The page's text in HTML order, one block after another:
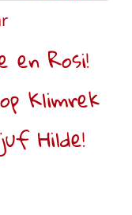
Kalender
en Rosi!
Klimrek
Hilde!